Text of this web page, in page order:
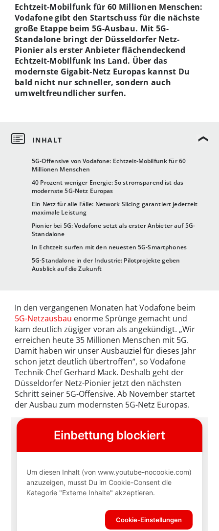
5G-Offensive von Vodafone: Echtzeit-Mobilfunk für 60
Millionen Menschen
40 Prozent weniger Energie: So stromsparend ist das
modernste 5G-Netz Europas
Ein Netz für alle Fälle: Network Slicing garantiert jederzeit
maximale Leistung
Pionier bei 5G: Vodafone setzt als erster Anbieter auf 5G-
Standalone
In Echtzeit surfen mit den neuesten 5G-Smartphones
5G-Standalone in der Industrie: Pilotprojekte geben
Ausblick auf die Zukunft
Echtzeit-Mobilfunk für 60 Millionen Menschen:
Vodafone gibt den Startschuss für die nächste
große Etappe beim 5G-Ausbau. Mit 5G-
Standalone bringt der Düsseldorfer Netz-
Pionier als erster Anbieter flächendeckend
Echtzeit-Mobilfunk ins Land. Über das
modernste Gigabit-Netz Europas kannst Du
bald nicht nur schneller, sondern auch
umweltfreundlicher surfen.
In den vergangenen Monaten hat Vodafone beim
5G-Netzausbau enorme Sprünge gemacht und
kam deutlich zügiger voran als angekündigt. „Wir
erreichen heute 35 Millionen Menschen mit 5G.
Damit haben wir unser Ausbauziel für dieses Jahr
schon jetzt deutlich übertroffen“, so Vodafone
Technik-Chef Gerhard Mack. Deshalb geht der
Düsseldorfer Netz-Pionier jetzt den nächsten
Schritt seiner 5G-Offensive. Ab November startet
der Ausbau zum modernsten 5G-Netz Europas.